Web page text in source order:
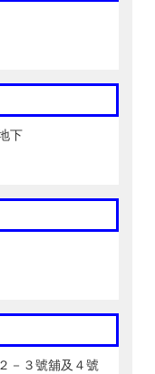
下
－３號舖及４號